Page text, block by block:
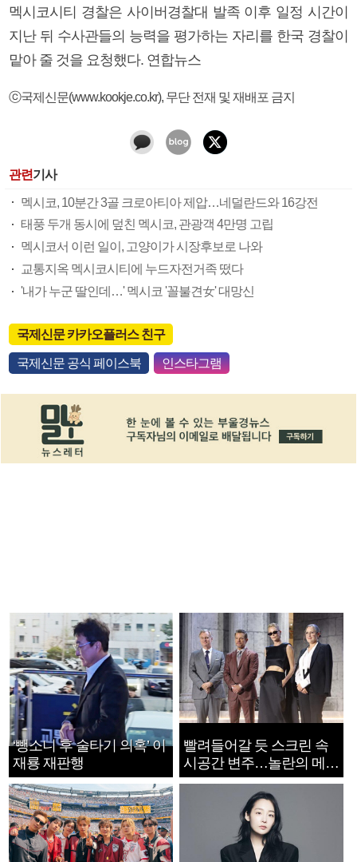
멕시코시티 경찰은 사이버경찰대 발족 이후 일정 시간이
지난 뒤 수사관들의 능력을 평가하는 자리를 한국 경찰이
맡아 줄 것을 요청했다. 연합뉴스
ⓒ국제신문(www.kookje.co.kr), 무단 전재 및 재배포 금지
관련기사
멕시코, 10분간 3골 크로아티아 제압…네덜란드와 16강전
태풍 두개 동시에 덮친 멕시코, 관광객 4만명 고립
멕시코서 이런 일이, 고양이가 시장후보로 나와
교통지옥 멕시코시티에 누드자전거족 떴다
'내가 누군 딸인데…' 멕시코 '꼴불견女' 대망신
국제신문 카카오플러스 친구
국제신문 공식 페이스북 인스타그램
‘뺑소니 후 술타기 의혹’ 이
재룡 재판행
빨려들어갈 듯 스크린 속
시공간 변주…놀란의 메시
지는 ‘전쟁 속죄’